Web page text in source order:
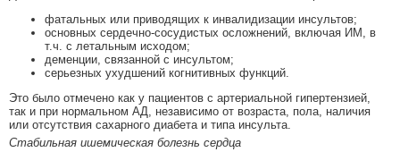
фатальных или приводящих к инвалидизации инсультов;
основных сердечно-сосудистых осложнений, включая ИМ, в
т.ч. с летальным исходом;
деменции, связанной с инсультом;
серьезных ухудшений когнитивных функций.
Это было отмечено как у пациентов c артериальной гипертензией,
так и при нормальном АД, независимо от возраста, пола, наличия
или отсутствия сахарного диабета и типа инсульта.
Стабильная ишемическая болезнь сердца